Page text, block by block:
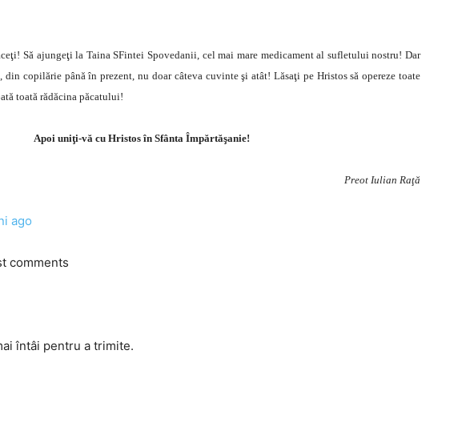
Să ajungeţi la Taina SFintei Spovedanii, cel mai mare medicament al sufletului nostru! Dar
din copilărie până în prezent, nu doar câteva cuvinte şi atât! Lăsaţi pe Hristos să opereze toate
toată rădăcina păcatului!
Apoi uniţi-vă cu Hristos în Sfânta Împărtăşanie!
Preot Iulian Raţă
ago
comments
întâi pentru a trimite.